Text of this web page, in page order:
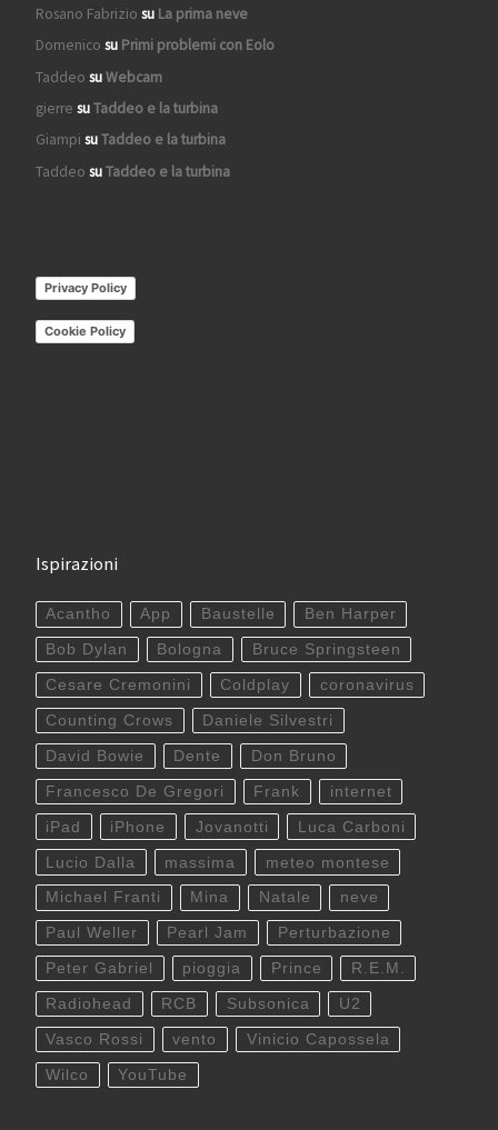
Rosano Fabrizio su La prima neve
Domenico su Primi problemi con Eolo
Taddeo suWebcam
gierre suTaddeo e la turbina
Giampi suTaddeo e la turbina
Taddeo suTaddeo e la turbina
Privacy Policy
Cookie Policy
Ispirazioni
Acantho App Baustelle Ben Harper
Bob Dylan Bologna Bruce Springsteen
Cesare Cremonini Coldplay coronavirus
Counting Crows Daniele Silvestri
David Bowie Dente Don Bruno
Francesco De Gregori Frank internet
iPad iPhone Jovanotti Luca Carboni
Lucio Dalla massima meteo montese
Michael Franti Mina Natale neve
Paul Weller Pearl Jam Perturbazione
Peter Gabriel pioggia Prince R.E.M.
Radiohead RCB Subsonica U2
Vasco Rossi vento Vinicio Capossela
Wilco YouTube